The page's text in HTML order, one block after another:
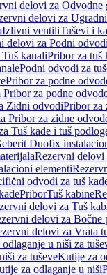
delovi za Odvodne
delovi za
Izlivni ventiliTuševi i
delovi za Podni
kanaliPribor za tuš
Podni odvodi za
Pribor za podne
za podne
Zidni odvodiPribor za
Pribor za zidne
Tuš kade i tuš
Duofix
Rezervni delovi
elementi
odvodi za tuš
PriborTuš kabine
delovi za Tuš
delovi za Bočne
delovi za Vrata
u niši za
za tuševeKutije za
za odlaganje u niši